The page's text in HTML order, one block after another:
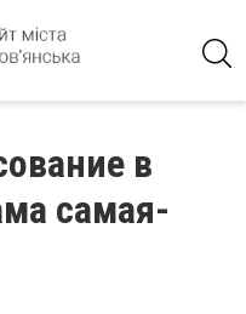
в
самая-